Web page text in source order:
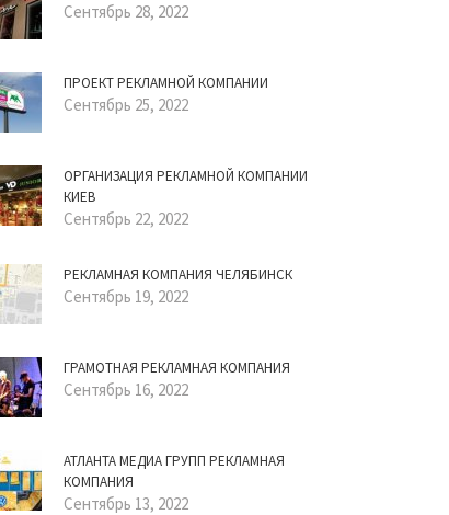
Сентябрь 28, 2022
ПРОЕКТ РЕКЛАМНОЙ КОМПАНИИ
Сентябрь 25, 2022
ОРГАНИЗАЦИЯ РЕКЛАМНОЙ КОМПАНИИ
КИЕВ
Сентябрь 22, 2022
РЕКЛАМНАЯ КОМПАНИЯ ЧЕЛЯБИНСК
Сентябрь 19, 2022
ГРАМОТНАЯ РЕКЛАМНАЯ КОМПАНИЯ
Сентябрь 16, 2022
АТЛАНТА МЕДИА ГРУПП РЕКЛАМНАЯ
КОМПАНИЯ
Сентябрь 13, 2022